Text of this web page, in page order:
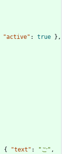
"active" : true } ,
{ "text" : "ご" ,